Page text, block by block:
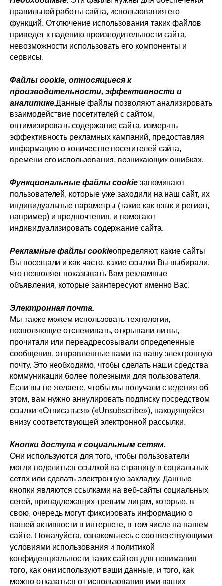
правильной работы сайта, использования его
функций. Отключение использования таких файлов
приведет к падению производительности сайта,
невозможности использовать его компоненты и
сервисы.
Файлы cookie, относящиеся к
производительности, эффективности и
аналитике.Данные файлы позволяют анализировать
взаимодействие посетителей с сайтом,
оптимизировать содержание сайта, измерять
эффективность рекламных кампаний, предоставляя
информацию о количестве посетителей сайта,
времени его использования, возникающих ошибках.
Функциональные файлы cookie запоминают
пользователей, которые уже заходили на наш сайт, их
индивидуальные параметры (такие как язык и регион,
например) и предпочтения, и помогают
индивидуализировать содержание сайта.
Рекламные файлы cookieопределяют, какие сайты
Вы посещали и как часто, какие ссылки Вы выбирали,
что позволяет показывать Вам рекламные
объявления, которые заинтересуют именно Вас.
Электронная почта.
Мы также можем использовать технологии,
позволяющие отслеживать, открывали ли вы,
прочитали или переадресовывали определенные
сообщения, отправленные нами на вашу электронную
почту. Это необходимо, чтобы сделать наши средства
коммуникации более полезными для пользователя.
Если вы не желаете, чтобы мы получали сведения об
этом, вам нужно аннулировать подписку посредством
ссылки «Отписаться» («Unsubscribe»), находящейся
внизу соответствующей электронной рассылки.
Кнопки доступа к социальным сетям.
Они используются для того, чтобы пользователи
могли поделиться ссылкой на страницу в социальных
сетях или сделать электронную закладку. Данные
кнопки являются ссылками на веб-сайты социальных
сетей, принадлежащих третьим лицам, которые, в
свою, очередь могут фиксировать информацию о
вашей активности в интернете, в том числе на нашем
сайте. Пожалуйста, ознакомьтесь с соответствующими
условиями использования и политикой
конфиденциальности таких сайтов для понимания
того, как они используют ваши данные, и того, как
можно отказаться от использования ими ваших